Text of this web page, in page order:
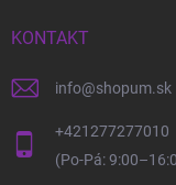
KONTAKT
info@shopum.sk
+421277277010